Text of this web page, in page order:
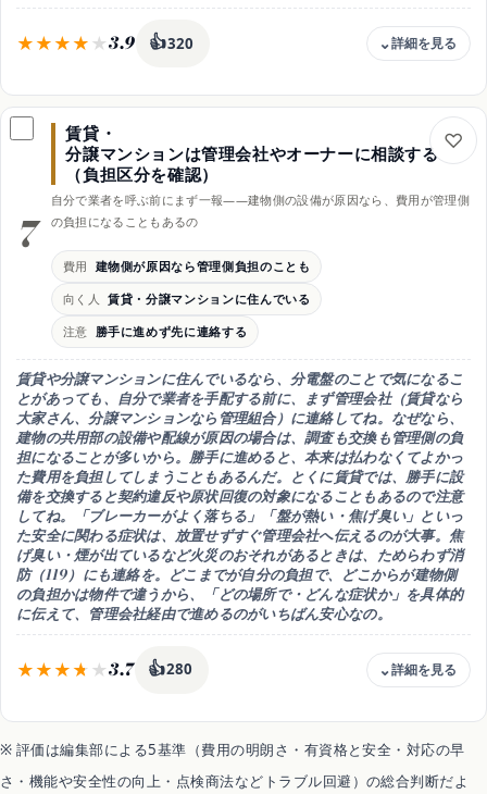
3.9 👍320
費用
漏電ブレーカーやスマート機能つきは本体代が上がる
向く人
古い盤の人・太陽光やEV充電を考えている人
効果
漏電ブレーカー追加や使用量の見える化で安心に
時期
交換のタイミングで安全性と機能をまとめて更新
機能を欲ばらず必要な分と回路数を見極めて選ぶ
7
賃貸・
分譲マンションは管理会社やオーナーに相談する
（負担区分を確認）
自分で業者を呼ぶ前にまず一報——建物側の設備が原因なら、費用が管理側
の負担になることもあるの
費用 建物側が原因なら管理側負担のことも
向く人
賃貸・分譲マンションに住んでいる
注意 勝手に進めず先に連絡する
賃貸や分譲マンションに住んでいるなら、分電盤のことで気になるこ
とがあっても、 自分で業者を手配する前に、まず管理会社（賃貸なら
大家さん、分譲マンションなら管理組合）に連絡してね。なぜなら、
建物の共用部の設備や配線が原因の場合は、調査も交換も管理側の負
担になることが多いから。勝手に進めると、本来は払わなくてよかっ
た費用を負担してしまうこともあるんだ。とくに賃貸では、 勝手に設
備を交換すると契約違反や原状回復の対象になることもあるので注意
してね。「ブレーカーがよく落ちる」「盤が熱い・焦げ臭い」といっ
た安全に関わる症状は、放置せずすぐ管理会社へ伝えるのが大事。焦
げ臭い・煙が出ているなど火災のおそれがあるときは、ためらわず消
防（119）にも連絡を。どこまでが自分の負担で、どこからが建物側
の負担かは物件で違うから、
「どの場所で・どんな症状か」を具体的
に伝えて、管理会社経由で進めるのがいちばん安心なの。
3.7 👍280
費用
賃貸・分譲マンションに住んでいる人
※ 評価は編集部による5基準（費用の明朗さ・有資格と安全・対応の早
さ・機能や安全性の向上・点検商法などトラブル回避）の総合判断だよ